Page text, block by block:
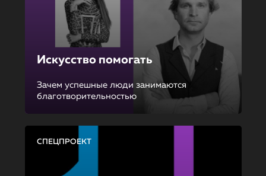
Искусство помогать
Зачем успешные люди занимаются
благотворительностью
СПЕЦПРОЕКТ